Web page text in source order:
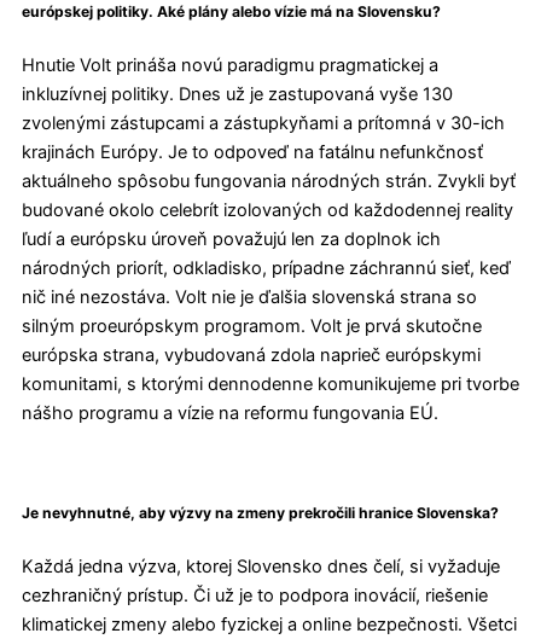
európskej politiky. Aké plány alebo vízie má na Slovensku?
Hnutie Volt prináša novú paradigmu pragmatickej a
inkluzívnej politiky. Dnes už je zastupovaná vyše 130
zvolenými zástupcami a zástupkyňami a prítomná v 30-ich
krajinách Európy. Je to odpoveď na fatálnu nefunkčnosť
aktuálneho spôsobu fungovania národných strán. Zvykli byť
budované okolo celebrít izolovaných od každodennej reality
ľudí a európsku úroveň považujú len za doplnok ich
národných priorít, odkladisko, prípadne záchrannú sieť, keď
nič iné nezostáva. Volt nie je ďalšia slovenská strana so
silným proeurópskym programom. Volt je prvá skutočne
európska strana, vybudovaná zdola naprieč európskymi
komunitami, s ktorými dennodenne komunikujeme pri tvorbe
nášho programu a vízie na reformu fungovania EÚ.
Je nevyhnutné, aby výzvy na zmeny prekročili hranice Slovenska?
Každá jedna výzva, ktorej Slovensko dnes čelí, si vyžaduje
cezhraničný prístup. Či už je to podpora inovácií, riešenie
klimatickej zmeny alebo fyzickej a online bezpečnosti. Všetci